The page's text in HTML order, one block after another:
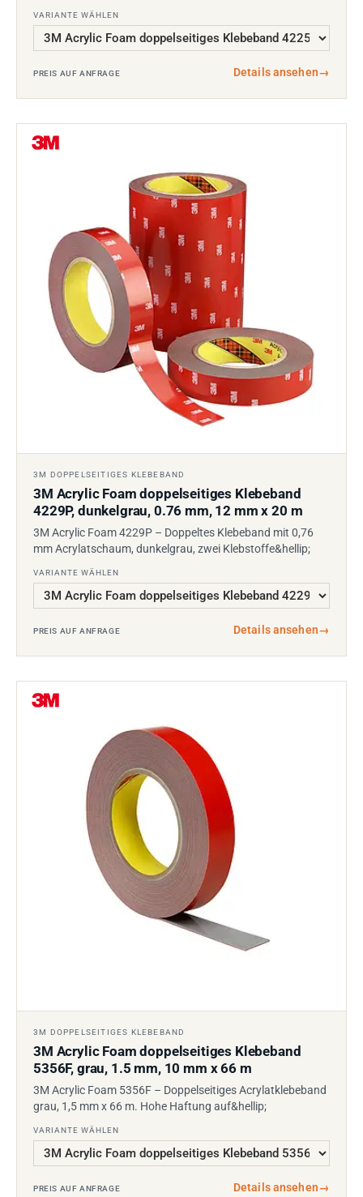
VARIANTE WÄHLEN
PREIS AUF ANFRAGE Details ansehen→
3M DOPPELSEITIGES KLEBEBAND
3M Acrylic Foam doppelseitiges Klebeband
4229P, dunkelgrau, 0.76 mm, 12 mm x 20 m
3M Acrylic Foam 4229P – Doppeltes Klebeband mit 0,76
mm Acrylatschaum, dunkelgrau, zwei Klebstoffe&hellip;
VARIANTE WÄHLEN
PREIS AUF ANFRAGE Details ansehen→
3M DOPPELSEITIGES KLEBEBAND
3M Acrylic Foam doppelseitiges Klebeband
5356F, grau, 1.5 mm, 10 mm x 66 m
3M Acrylic Foam 5356F – Doppelseitiges Acrylatklebeband
grau, 1,5 mm x 66 m. Hohe Haftung auf&hellip;
VARIANTE WÄHLEN
PREIS AUF ANFRAGE Details ansehen→